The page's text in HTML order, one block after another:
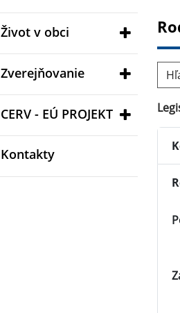
Život v obci
Zverejňovanie
CERV - EÚ PROJEKT
Kontakty